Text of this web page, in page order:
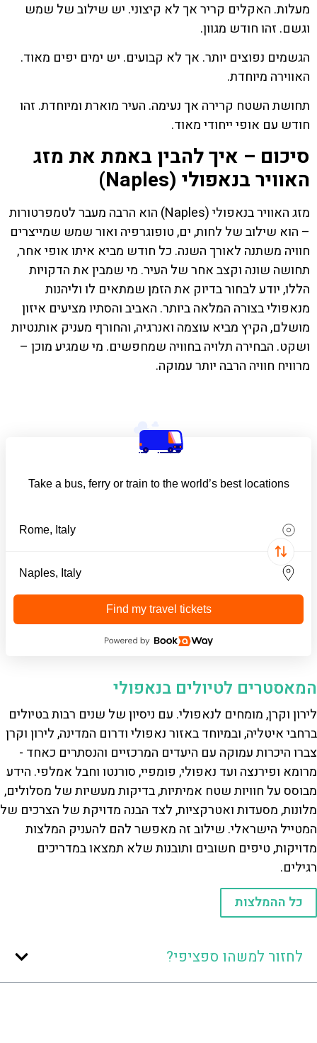
מעלות. האקלים קריר אך לא קיצוני. יש שילוב של שמש
וגשם. זהו חודש מגוון.
הגשמים נפוצים יותר. אך לא קבועים. יש ימים יפים מאוד.
האווירה מיוחדת.
תחושת השטח קרירה אך נעימה. העיר מוארת ומיוחדת. זהו
חודש עם אופי ייחודי מאוד.
סיכום – איך להבין באמת את מזג
האוויר בנאפולי (Naples)
מזג האוויר בנאפולי (Naples) הוא הרבה מעבר לטמפרטורות
– הוא שילוב של לחות, ים, טופוגרפיה ואור שמש שמייצרים
חוויה משתנה לאורך השנה. כל חודש מביא איתו אופי אחר,
תחושה שונה וקצב אחר של העיר. מי שמבין את הדקויות
הללו, יודע לבחור בדיוק את הזמן שמתאים לו וליהנות
מנאפולי בצורה המלאה ביותר. האביב והסתיו מציעים איזון
מושלם, הקיץ מביא עוצמה ואנרגיה, והחורף מעניק אותנטיות
ושקט. הבחירה תלויה בחוויה שמחפשים. מי שמגיע מוכן –
מרוויח חוויה הרבה יותר עמוקה.
Take a bus, ferry or train to the world’s best locations
Find my travel tickets
המאסטרים לטיולים בנאפולי
לירון וקרן, מומחים לנאפולי. עם ניסיון של שנים רבות בטיולים
ברחבי איטליה, ובמיוחד באזור נאפולי ודרום המדינה, לירון וקרן
צברו היכרות עמוקה עם היעדים המרכזיים והנסתרים כאחד -
מרומא ופירנצה ועד נאפולי, פומפיי, סורנטו וחבל אמלפי. הידע
מבוסס על חוויות שטח אמיתיות, בדיקות מעשיות של מסלולים,
מלונות, מסעדות ואטרקציות, לצד הבנה מדויקת של הצרכים של
המטייל הישראלי. שילוב זה מאפשר להם להעניק המלצות
מדויקות, טיפים חשובים ותובנות שלא תמצאו במדריכים
רגילים.
כל ההמלצות
לחזור למשהו ספציפי?